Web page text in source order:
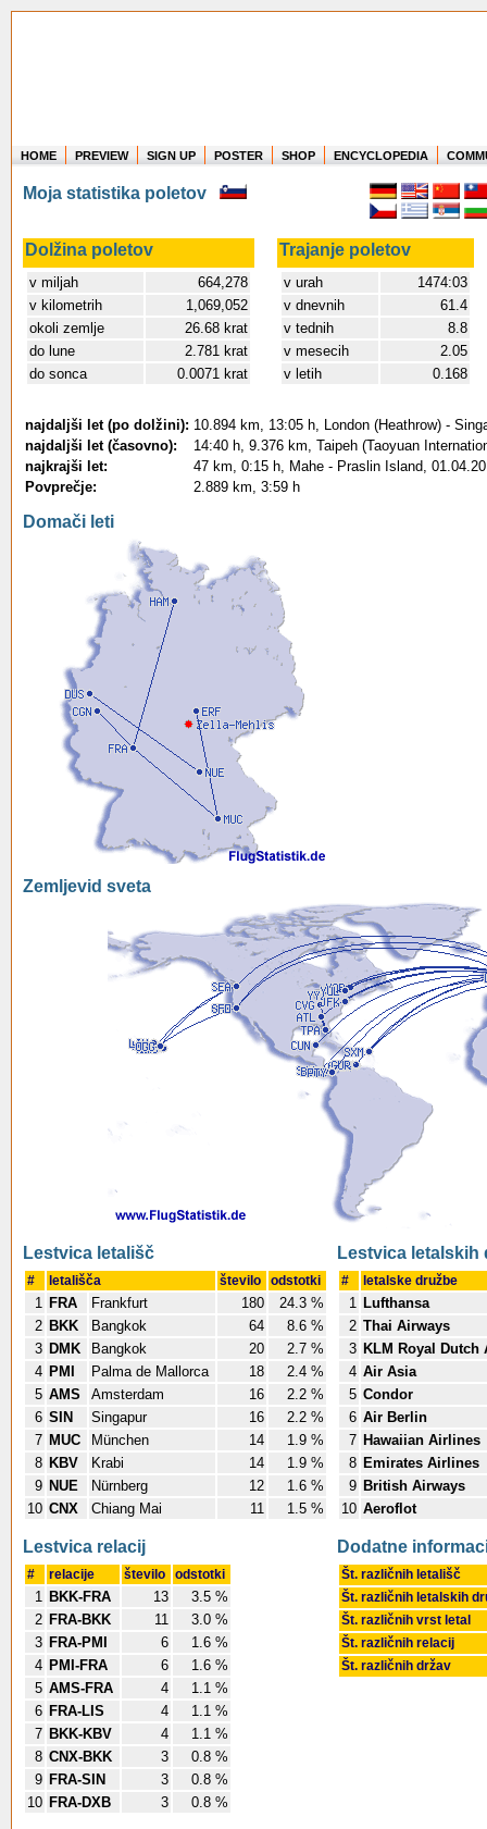
Where in the world have you flown?
How long have you been in the air?
Create your own FlightMemory and see!
HOME PREVIEW SIGN UP POSTER SHOP ENCYCLOPEDIA
Moja statistika poletov
Dolžina poletov Trajanje poletov
v miljah
664,278
v kilometrih
1,069,052
okoli zemlje
26.68 krat
do lune
2.781 krat
do sonca
0.0071 krat
v urah
1474:03
v dnevnih
61.4
v tednih
8.8
v mesecih
2.05
v letih
0.168
najdaljši let (po dolžini): 10.894 km, 13:05 h, London (Heathrow) -
najdaljši let (časovno):
14:40 h, 9.376 km, Taipeh (Taoyuan
najkrajši let:
47 km, 0:15 h, Mahe - Praslin Island,
Povprečje:
2.889 km, 3:59 h
Domači leti
Zemljevid sveta
Lestvica letališč
# letališča število odstotki
1 FRA Frankfurt 180
24.3 %
2 BKK Bangkok 64
8.6 %
3 DMK Bangkok 20
2.7 %
4 PMI Palma de Mallorca 18
2.4 %
5 AMS Amsterdam 16
2.2 %
6 SIN Singapur 16
2.2 %
7 MUC München 14
1.9 %
8 KBV Krabi 14
1.9 %
9 NUE Nürnberg 12
1.6 %
10 CNX Chiang Mai 11 1.5 %
Lestvica letalskih
# letalske družbe
1 Lufthansa
2 Thai Airways
3 KLM Royal Dutch
4 Air Asia
5 Condor
6 Air Berlin
7 Hawaiian Airlines
8 Emirates Airlines
9 British Airways
10 Aeroflot
Lestvica relacij
# relacije število odstotki
1 BKK-FRA 13
3.5 %
2 FRA-BKK 11
3.0 %
3 FRA-PMI 6
1.6 %
4 PMI-FRA 6
1.6 %
5 AMS-FRA 4
1.1 %
6 FRA-LIS 4
1.1 %
7 BKK-KBV 4
1.1 %
8 CNX-BKK 3
0.8 %
9 FRA-SIN 3
0.8 %
10 FRA-DXB 3 0.8 %
Dodatne
Št. različnih letališč
Št. različnih letalskih
Št. različnih vrst letal
Št. različnih relacij
Št. različnih držav